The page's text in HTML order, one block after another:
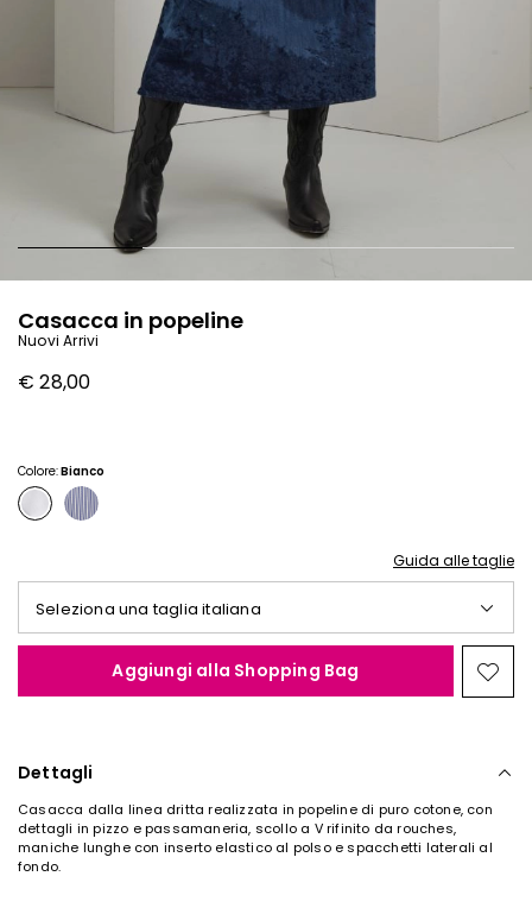
Casacca in popeline
Nuovi Arrivi
€ 28,00
Colore:Bianco
Guida alle taglie
Seleziona una taglia italiana
Aggiungi alla Shopping Bag
nella
Dettagli
Casacca dalla linea dritta realizzata in popeline di puro cotone, con
dettagli in pizzo e passamaneria, scollo a V rifinito da rouches,
maniche lunghe con inserto elastico al polso e spacchetti laterali al
fondo.